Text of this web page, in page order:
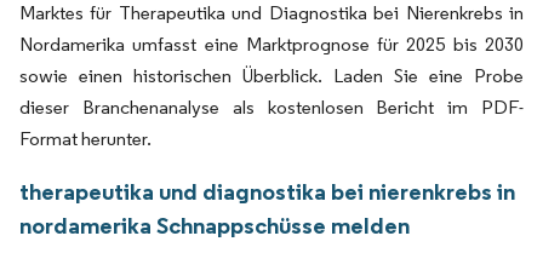
Marktes für Therapeutika und Diagnostika bei Nierenkrebs in
Nordamerika umfasst eine Marktprognose für 2025 bis 2030
sowie einen historischen Überblick. Laden Sie eine Probe
dieser Branchenanalyse als kostenlosen Bericht im PDF-
Format herunter.
therapeutika und diagnostika bei nierenkrebs in
nordamerika Schnappschüsse melden